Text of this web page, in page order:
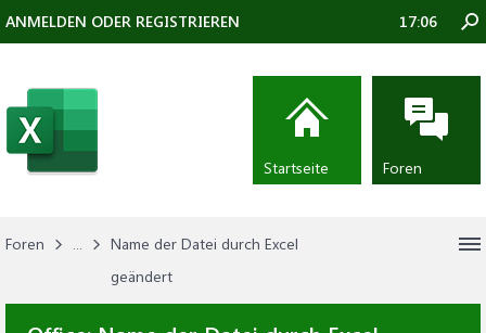
Foren ...
Name der Datei durch Excel
geändert
ANMELDEN ODER REGISTRIEREN 17:06
Startseite Foren